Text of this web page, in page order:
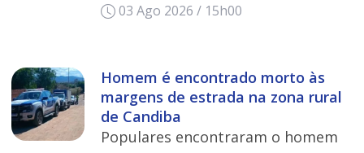
03 Ago 2026 / 15h00
Homem é encontrado morto às
margens de estrada na zona rural
de Candiba
Populares encontraram o homem